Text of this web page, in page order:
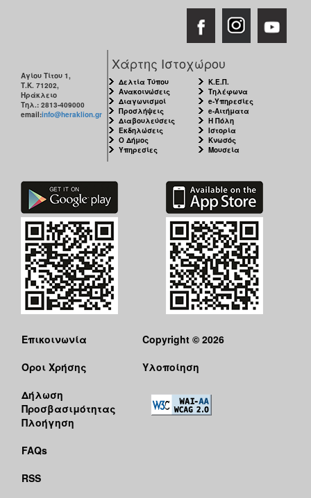
Αγίου Τίτου 1,
Τ.Κ. 71202,
Ηράκλειο
Τηλ.: 2813-409000
email:info@heraklion.gr
Χάρτης Ιστοχώρου
Δελτία Τύπου
Ανακοινώσεις
Διαγωνισμοί
Προσλήψεις
Διαβουλεύσεις
Εκδηλώσεις
Ο Δήμος
Υπηρεσίες
Κ.Ε.Π.
Τηλέφωνα
e-Υπηρεσίες
e-Αιτήματα
Η Πόλη
Ιστορία
Κνωσός
Μουσεία
Επικοινωνία
Όροι Χρήσης
Δήλωση
Προσβασιμότητας
Πλοήγηση
FAQs
RSS
Copyright © 2026
Υλοποίηση